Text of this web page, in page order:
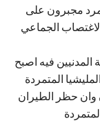
مجبرون على
الجماعي
فيه اصبح
المتمردة
وان حظر الطيران